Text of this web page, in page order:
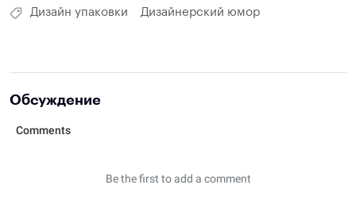
Дизайн упаковки Дизайнерский юмор
Обсуждение